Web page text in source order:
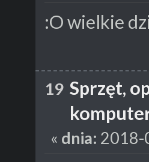
:O wielkie
19 Sprzęt,
« dnia: 2018-